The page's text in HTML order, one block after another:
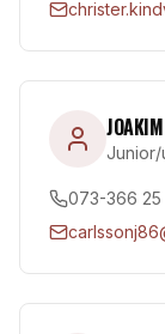
073-366 25